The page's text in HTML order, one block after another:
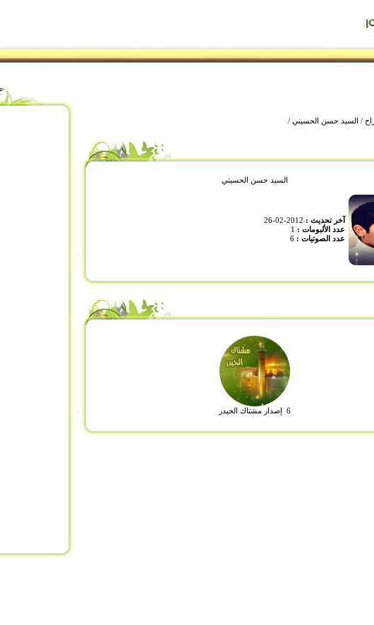
/ السيد حسن الحسيني /
السيد حسن الحسيني
آخر تحديث : 2012-02-26
عدد الألبومات : 1
عدد الصوتيات : 6
6 إصدار مشتاك الحيدر